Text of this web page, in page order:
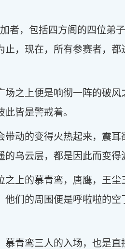
者，包括四方阁的四位弟
，现在，所有参赛者，
场之上便是响彻一阵的破
皆是警戒着。
带动的变得火热起来，震
乌云层，都是因此而变得
之上的慕青鸾，唐鹰，王
他们的周围便是呼啦啦的
慕青鸾三人的入场，也是